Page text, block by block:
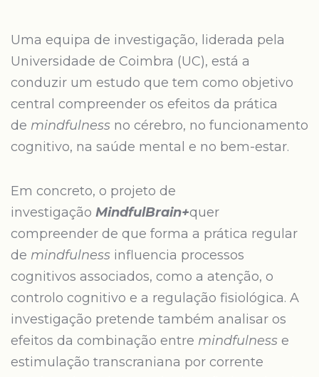
Uma equipa de investigação, liderada pela
Universidade de Coimbra (UC), está a
conduzir um estudo que tem como objetivo
central compreender os efeitos da prática
de mindfulness no cérebro, no funcionamento
cognitivo, na saúde mental e no bem-estar.
Em concreto, o projeto de
investigação MindfulBrain+quer
compreender de que forma a prática regular
de mindfulness influencia processos
cognitivos associados, como a atenção, o
controlo cognitivo e a regulação fisiológica. A
investigação pretende também analisar os
efeitos da combinação entre mindfulness e
estimulação transcraniana por corrente